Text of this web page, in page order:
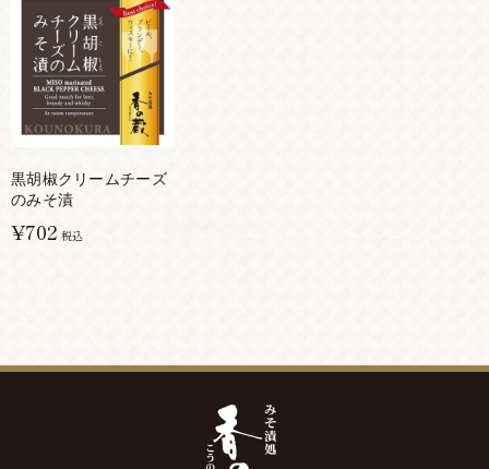
黒胡椒クリームチーズ
のみそ漬
¥702 税込